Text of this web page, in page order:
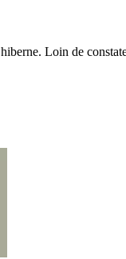
hiberne. Loin de